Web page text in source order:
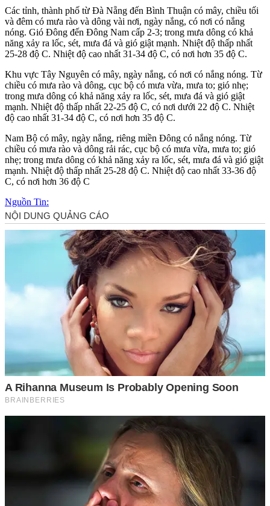
Các tỉnh, thành phố từ Đà Nẵng đến Bình Thuận có mây, chiều tối
và đêm có mưa rào và dông vài nơi, ngày nắng, có nơi có nắng
nóng. Gió Đông đến Đông Nam cấp 2-3; trong mưa dông có khả
năng xảy ra lốc, sét, mưa đá và gió giật mạnh. Nhiệt độ thấp nhất
25-28 độ C. Nhiệt độ cao nhất 31-34 độ C, có nơi hơn 35 độ C.
Khu vực Tây Nguyên có mây, ngày nắng, có nơi có nắng nóng. Từ
chiều có mưa rào và dông, cục bộ có mưa vừa, mưa to; gió nhẹ;
trong mưa dông có khả năng xảy ra lốc, sét, mưa đá và gió giật
mạnh. Nhiệt độ thấp nhất 22-25 độ C, có nơi dưới 22 độ C. Nhiệt
độ cao nhất 31-34 độ C, có nơi hơn 35 độ C.
Nam Bộ có mây, ngày nắng, riêng miền Đông có nắng nóng. Từ
chiều có mưa rào và dông rải rác, cục bộ có mưa vừa, mưa to; gió
nhẹ; trong mưa dông có khả năng xảy ra lốc, sét, mưa đá và gió giật
mạnh. Nhiệt độ thấp nhất 25-28 độ C. Nhiệt độ cao nhất 33-36 độ
C, có nơi hơn 36 độ C
Nguồn Tin: